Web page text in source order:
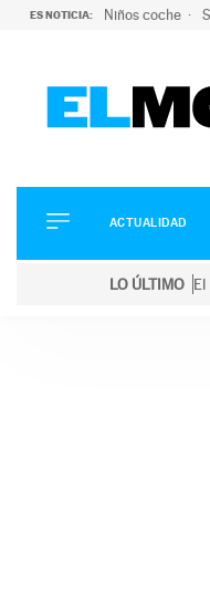
ES NOTICIA: Niños coche
ELÉCTRICOS
CONDUCIR
ACTUALIDAD
LO ÚLTIMO